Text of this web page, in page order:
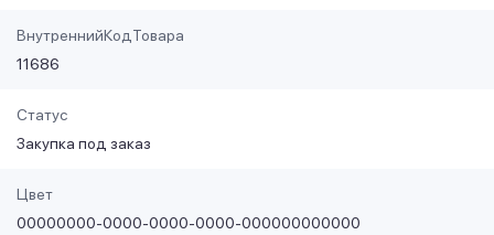
ВнутреннийКодТовара
11686
Статус
Закупка под заказ
Цвет
00000000-0000-0000-0000-000000000000